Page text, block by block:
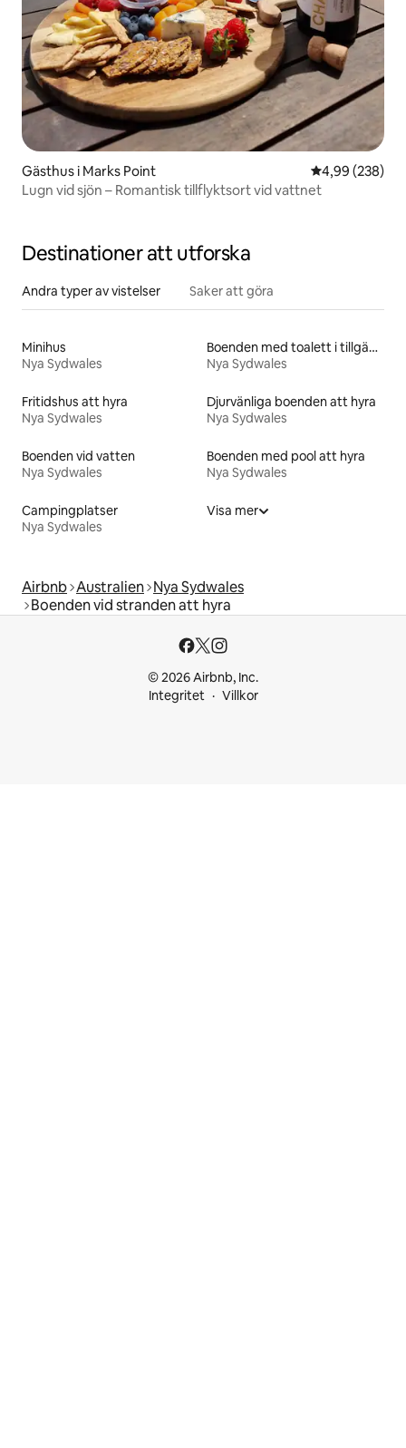
Gästhus i Marks Point 4,99 av 5 i
4,99 (238)
Lugn vid sjön – Romantisk tillflyktsort vid vattnet
Destinationer att utforska
Andra typer av vistelser Saker att göra
Minihus
Nya Sydwales
Boenden med toalett i tillgänglighetsanpassad höjd
Nya Sydwales
Fritidshus att hyra
Nya Sydwales
Djurvänliga boenden att hyra
Nya Sydwales
Boenden vid vatten
Nya Sydwales
Boenden med pool att hyra
Nya Sydwales
Campingplatser
Nya Sydwales
Visa mer
Airbnb Australien Nya Sydwales
Boenden vid stranden att hyra
© 2026 Airbnb, Inc.
Integritet
Villkor